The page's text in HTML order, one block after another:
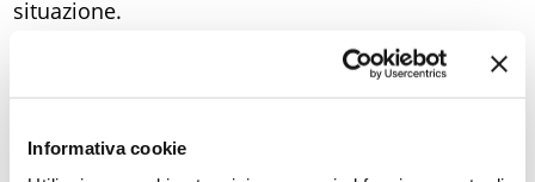
Informativa cookie
situazione.
Ottobre 2017: l’ospemifene ha fatto miracoli! Non
è stato facile ma le cose, almeno sotto l’aspetto
anzi direi di esser tornata alle condizioni fisiche di